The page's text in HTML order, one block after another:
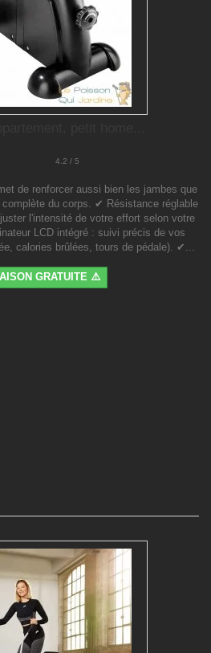
4.2 / 5
de renforcer aussi bien les jambes que
du corps. ✔ Résistance réglable
l'intensité de votre effort selon votre
LCD intégré : suivi précis de vos
calories brûlées, tours de pédale). ✔...
GRATUITE ⚠️